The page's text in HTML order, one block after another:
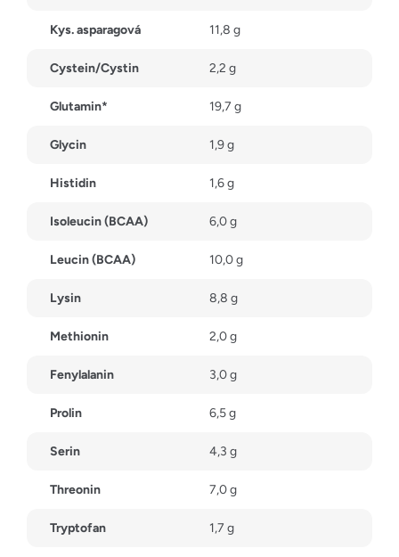
Kys. asparagová 11,8 g
Cystein/Cystin 2,2 g
Glutamin* 19,7 g
Glycin 1,9 g
Histidin 1,6 g
Isoleucin (BCAA) 6,0 g
Leucin (BCAA) 10,0 g
Lysin 8,8 g
Methionin 2,0 g
Fenylalanin 3,0 g
Prolin 6,5 g
Serin 4,3 g
Threonin 7,0 g
Tryptofan 1,7 g